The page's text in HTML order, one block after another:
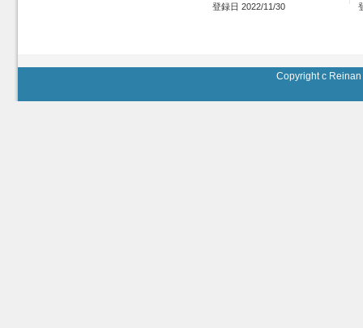
登録日 2022/11/30
Copyright c